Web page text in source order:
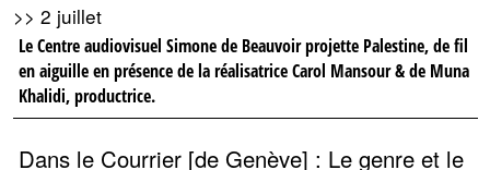
>> 2 juillet
Le Centre audiovisuel Simone de Beauvoir projette Palestine, de fil
en aiguille en présence de la réalisatrice Carol Mansour & de Muna
Khalidi, productrice.
Dans le Courrier [de Genève] : Le genre et le